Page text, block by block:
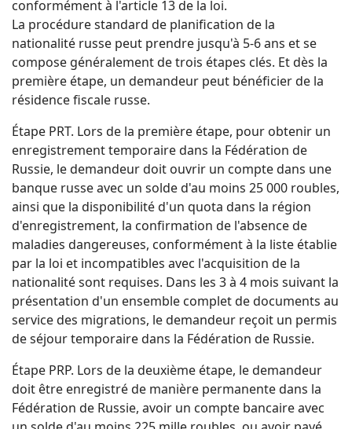
conformément à l'article 13 de la loi.
La procédure standard de planification de la
nationalité russe peut prendre jusqu'à 5-6 ans et se
compose généralement de trois étapes clés. Et dès la
première étape, un demandeur peut bénéficier de la
résidence fiscale russe.
Étape PRT. Lors de la première étape, pour obtenir un
enregistrement temporaire dans la Fédération de
Russie, le demandeur doit ouvrir un compte dans une
banque russe avec un solde d'au moins 25 000 roubles,
ainsi que la disponibilité d'un quota dans la région
d'enregistrement, la confirmation de l'absence de
maladies dangereuses, conformément à la liste établie
par la loi et incompatibles avec l'acquisition de la
nationalité sont requises. Dans les 3 à 4 mois suivant la
présentation d'un ensemble complet de documents au
service des migrations, le demandeur reçoit un permis
de séjour temporaire dans la Fédération de Russie.
Étape PRP. Lors de la deuxième étape, le demandeur
doit être enregistré de manière permanente dans la
Fédération de Russie, avoir un compte bancaire avec